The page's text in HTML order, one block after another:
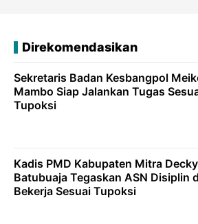
Direkomendasikan
Sekretaris Badan Kesbangpol
Mambo Siap Jalankan Tugas
Tupoksi
Kadis PMD Kabupaten Mitra Decky
Batubuaja Tegaskan ASN Disiplin
Bekerja Sesuai Tupoksi